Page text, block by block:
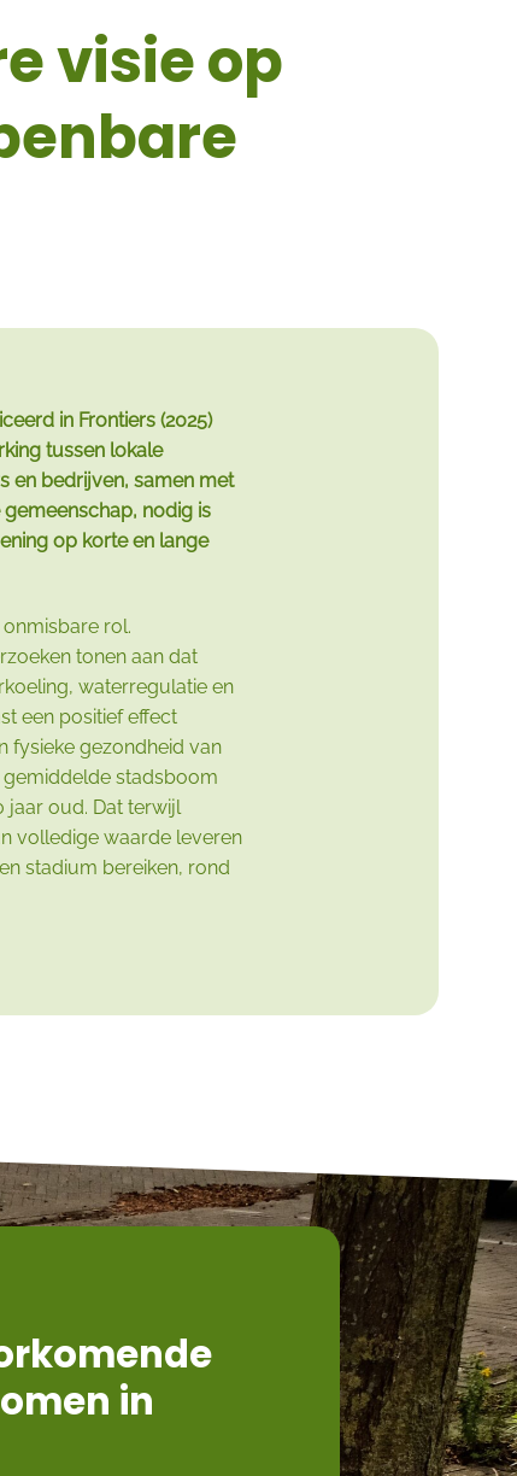
visie op
in Frontiers (2025)
tussen lokale
en bedrijven, samen met
nodig is
op korte en lange
rol.
tonen aan dat
waterregulatie en
een positief effect
fysieke gezondheid van
stadsboom
jaar oud. Dat terwijl
volledige waarde leveren
stadium bereiken, rond
in